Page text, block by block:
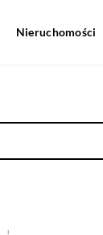
Nieruchomości